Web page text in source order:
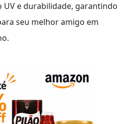
e durabilidade, garantindo
seu melhor amigo em